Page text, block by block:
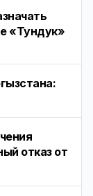
«Тундук»
отказ от